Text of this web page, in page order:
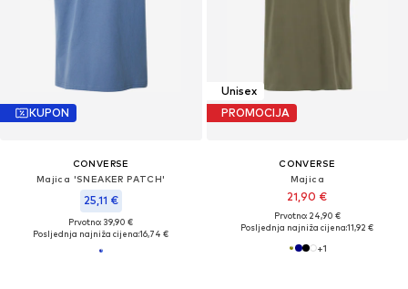
KUPON
CONVERSE
Majica 'SNEAKER PATCH'
25,11 €
Prvotno: 39,90 €
Posljednja najniža cijena:16,74 €
Unisex
PROMOCIJA
CONVERSE
Majica
21,90 €
Prvotno: 24,90 €
Posljednja najniža cijena:11,92 €
+1